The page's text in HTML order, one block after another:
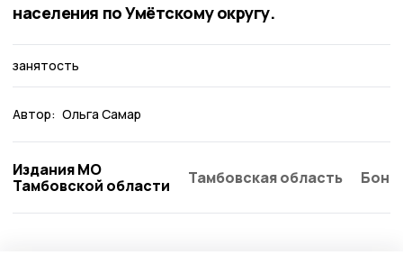
населения по Умётскому округу.
занятость
Автор: Ольга Самар
Издания МО
Тамбовской области
Тамбовская область